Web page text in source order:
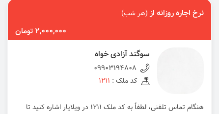
نرخ اجاره روزانه از(هر شب)
2,000,000 تومان
سوگند آزادی خواه
09903194808
کد ملک : 1211
هنگام تماس تلفنی، لطفاً به کد ملک 1211 در ویلایار اشاره کنید تا